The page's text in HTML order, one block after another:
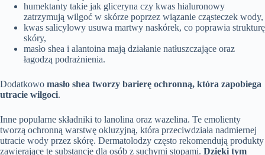
humektanty takie jak gliceryna czy kwas hialuronowy
zatrzymują wilgoć w skórze poprzez wiązanie cząsteczek wody,
kwas salicylowy usuwa martwy naskórek, co poprawia strukturę
skóry,
masło shea i alantoina mają działanie natłuszczające oraz
łagodzą podrażnienia.
Dodatkowo masło shea tworzy barierę ochronną, która zapobiega
utracie wilgoci.
Inne popularne składniki to lanolina oraz wazelina. Te emolienty
tworzą ochronną warstwę okluzyjną, która przeciwdziała nadmiernej
utracie wody przez skórę. Dermatolodzy często rekomendują produkty
zawierające te substancje dla osób z suchymi stopami. Dzięki tym